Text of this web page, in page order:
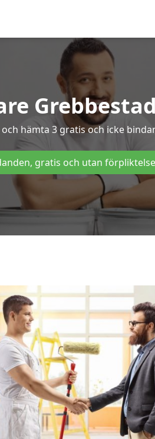
Grebbestad
hämta 3 gratis och icke
gratis och utan